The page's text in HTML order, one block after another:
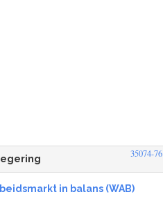
35074-76
in balans (WAB)